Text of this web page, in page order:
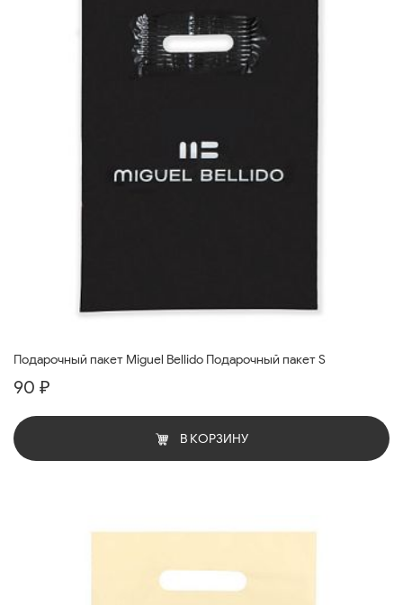
Подарочный пакет Miguel Bellido Подарочный пакет S
90 ₽
В КОРЗИНУ